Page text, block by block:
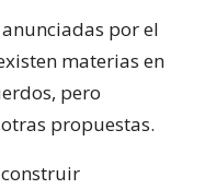
por el
materias en
pero
propuestas.